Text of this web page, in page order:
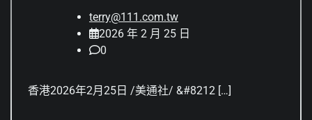
terry@111.com.tw
2026 年 2 月 25 日
0
香港2026年2月25日 /美通社/ &#8212 […]